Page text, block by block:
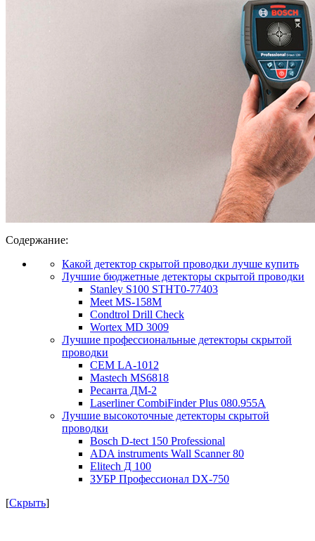
Содержание:
Какой детектор скрытой проводки лучше купить
Лучшие бюджетные детекторы скрытой проводки
Stanley S100 STHT0-77403
Meet MS-158M
Condtrol Drill Check
Wortex MD 3009
Лучшие профессиональные детекторы скрытой
проводки
CEM LA-1012
Mastech MS6818
Ресанта ДМ-2
Laserliner CombiFinder Plus 080.955A
Лучшие высокоточные детекторы скрытой
проводки
Bosch D-tect 150 Professional
ADA instruments Wall Scanner 80
Elitech Д 100
ЗУБР Профессионал DX-750
[Скрыть]